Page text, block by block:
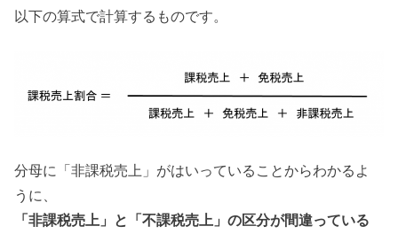
以下の算式で計算するものです。
分母に「非課税売上」がはいっていることからわかるよ
うに、
「非課税売上」と「不課税売上」の区分が間違っている